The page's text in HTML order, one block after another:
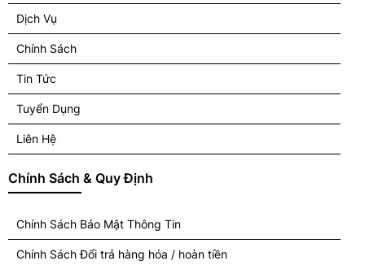
Dịch Vụ
Chính Sách
Tin Tức
Tuyển Dụng
Liên Hệ
Chính Sách & Quy Định
Chính Sách Bảo Mật Thông Tin
Chính Sách Đổi trả hàng hóa / hoàn tiền